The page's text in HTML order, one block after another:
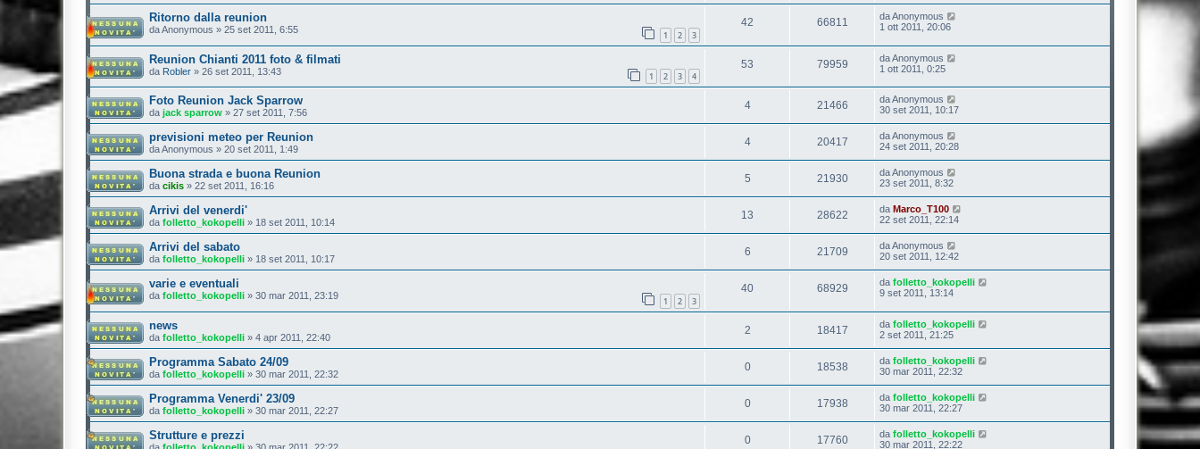
Ritorno dalla reunion
daAnonymous » 25 set 2011, 6:55 1 2 3
42 66811 daAnonymous
1 ott 2011, 20:06
Reunion Chianti 2011 foto & filmati
da Robler » 26 set 2011, 13:43 1 2 3 4
53 79959 daAnonymous
1 ott 2011, 0:25
Foto Reunion Jack Sparrow
da jack sparrow » 27 set 2011, 7:56
4 21466 daAnonymous
30 set 2011, 10:17
previsioni meteo per Reunion
daAnonymous » 20 set 2011, 1:49
4 20417 daAnonymous
24 set 2011, 20:28
Buona strada e buona Reunion
da cikis » 22 set 2011, 16:16
5 21930 daAnonymous
23 set 2011, 8:32
Arrivi del venerdi'
da folletto_kokopelli » 18 set 2011, 10:14
13 28622 da Marco_T100
22 set 2011, 22:14
Arrivi del sabato
da folletto_kokopelli » 18 set 2011, 10:17
6 21709 daAnonymous
20 set 2011, 12:42
varie e eventuali
da folletto_kokopelli » 30 mar 2011, 23:19 1 2 3
40 68929 da folletto_kokopelli
9 set 2011, 13:14
news
da folletto_kokopelli » 4 apr 2011, 22:40
2 18417 da folletto_kokopelli
2 set 2011, 21:25
Programma Sabato 24/09
da folletto_kokopelli » 30 mar 2011, 22:32
0 18538 da folletto_kokopelli
30 mar 2011, 22:32
Programma Venerdi' 23/09
da folletto_kokopelli » 30 mar 2011, 22:27
0 17938 da folletto_kokopelli
30 mar 2011, 22:27
Strutture e prezzi 0 17760 da folletto_kokopelli
30 mar 2011, 22:22